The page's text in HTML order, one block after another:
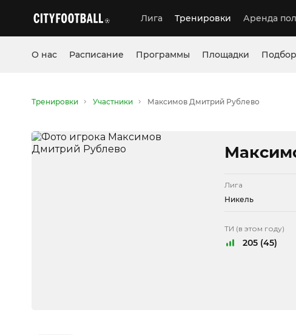
Лига Тренировки Аренда
О нас Расписание Программы Площадки
Тренировки Участники Максимов Дмитрий Рублево
Лига
Никель
ТИ (в этом году)
205 (45)